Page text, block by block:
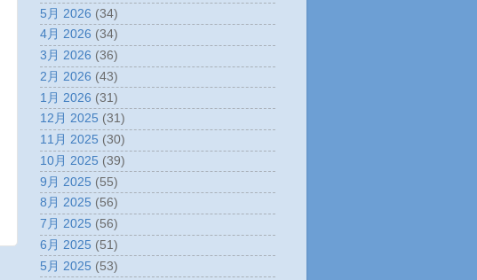
5月 2026 (34)
4月 2026 (34)
3月 2026 (36)
2月 2026 (43)
1月 2026 (31)
12月 2025 (31)
11月 2025 (30)
10月 2025 (39)
9月 2025 (55)
8月 2025 (56)
7月 2025 (56)
6月 2025 (51)
5月 2025 (53)